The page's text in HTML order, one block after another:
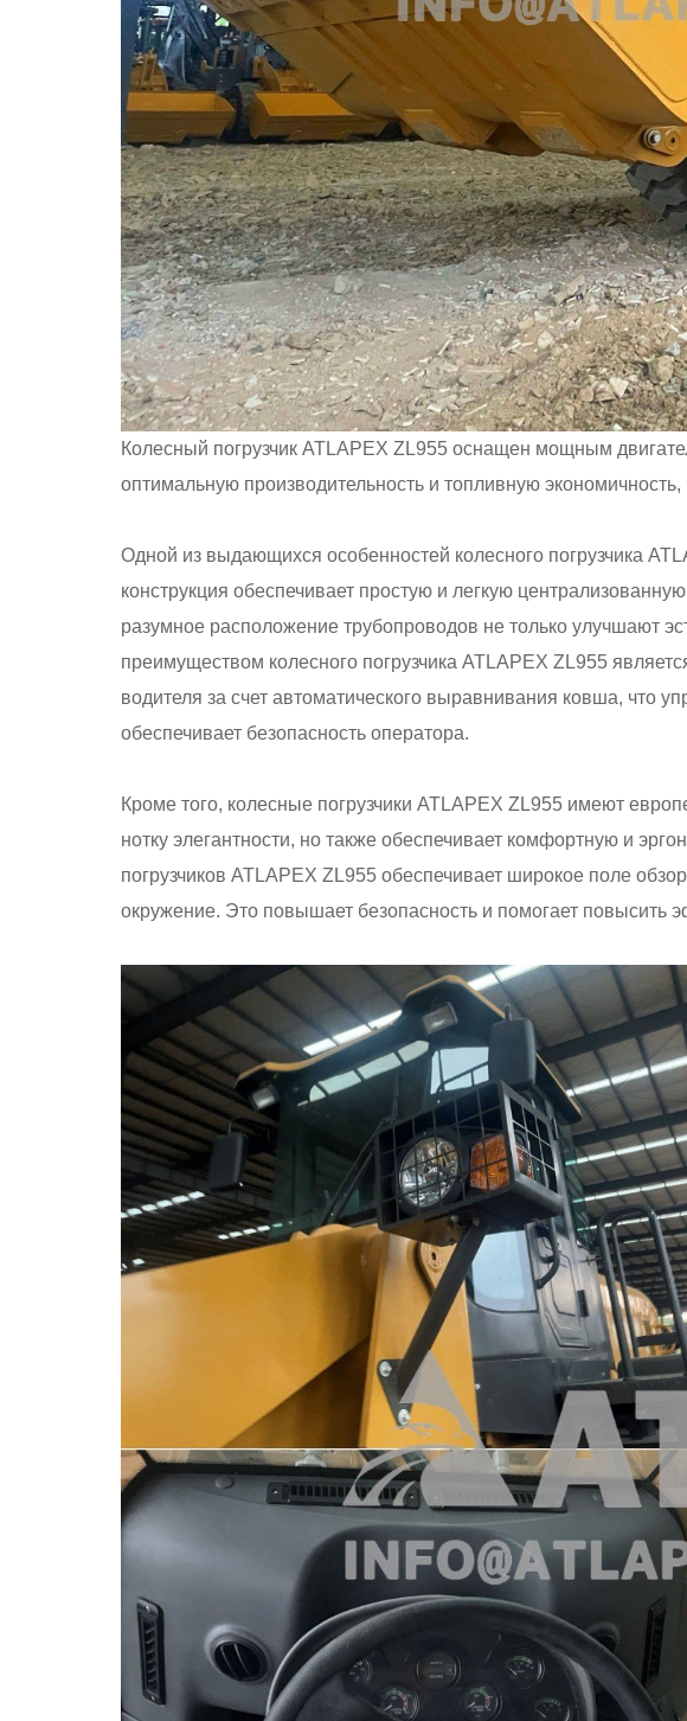
Колесный погрузчик ATLAPEX ZL955 оснащен мощным
оптимальную производительность и топливную
Одной из выдающихся особенностей колесного погрузчика
конструкция обеспечивает простую и легкую
разумное расположение трубопроводов не только улучшают
преимуществом колесного погрузчика ATLAPEX ZL955
водителя за счет автоматического выравнивания ковша, что
обеспечивает безопасность оператора.
Кроме того, колесные погрузчики ATLAPEX ZL955 имеют
нотку элегантности, но также обеспечивает комфортную и
погрузчиков ATLAPEX ZL955 обеспечивает широкое поле
окружение. Это повышает безопасность и помогает повысить